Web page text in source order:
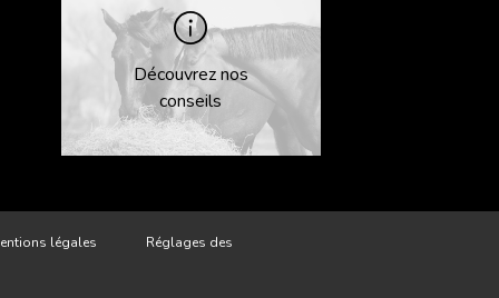
Découvrez nos
conseils
légales Réglages des